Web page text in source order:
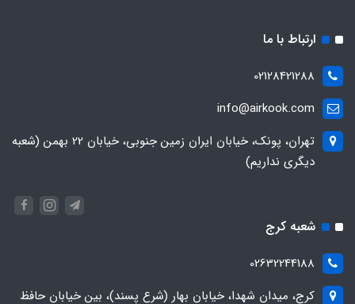
ارتباط با ما
02128421288
info@airkook.com
تهران، پونک، خیابان ایران زمین جنوبی، خیابان 22 بهمن (شعبه
دیگری نداریم)
شعبه کرج
02632244188
کرج، میدان شهدا، خیابان بهار (شرع پسند)، بین خیابان حافظ